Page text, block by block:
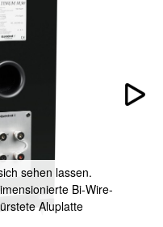
sehen lassen.
Bi-Wire-
Aluplatte